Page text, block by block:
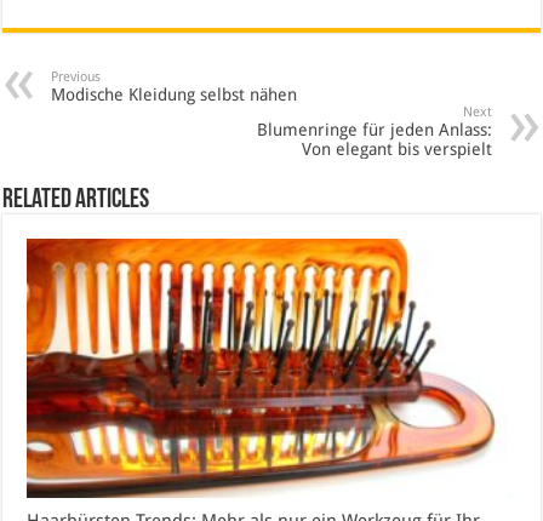
Previous
Modische Kleidung selbst nähen
Next
Blumenringe für jeden Anlass:
Von elegant bis verspielt
Related Articles